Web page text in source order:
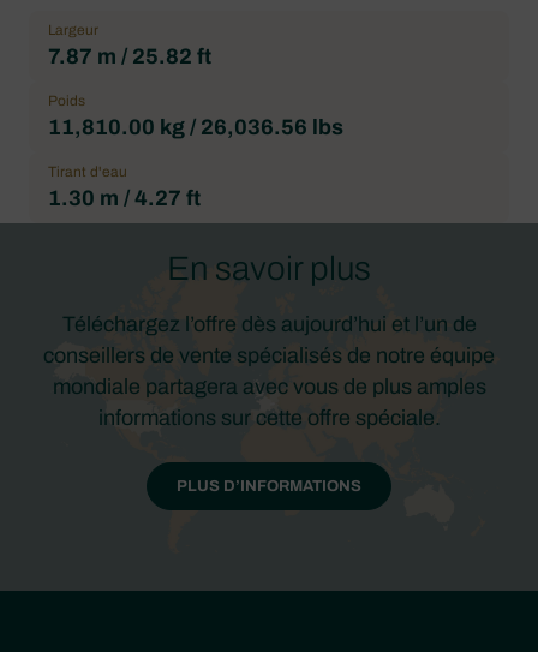
Largeur
7.87 m / 25.82 ft
Poids
11,810.00 kg / 26,036.56 lbs
Tirant d'eau
1.30 m / 4.27 ft
En savoir plus
Téléchargez l’offre dès aujourd’hui et l’un de
conseillers de vente spécialisés de notre équipe
mondiale partagera avec vous de plus amples
informations sur cette offre spéciale.
PLUS D’INFORMATIONS